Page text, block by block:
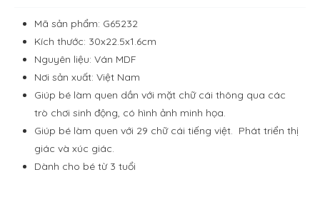
Mã sản phẩm: G65232
Kích thước: 30x22.5x1.6cm
Nguyên liệu: Ván MDF
Nơi sản xuất: Việt Nam
Giúp bé làm quen dần với mặt chữ cái thông qua các
trò chơi sinh động, có hình ảnh minh họa.
Giúp bé làm quen với 29 chữ cái tiếng việt. Phát triển thị
giác và xúc giác.
Dành cho bé từ 3 tuổi